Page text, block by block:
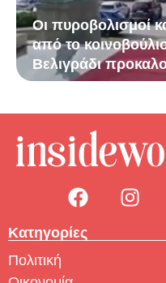
Οι πυροβολισμοί
από το
Βελιγράδι
Κατηγορίες
Πολιτική